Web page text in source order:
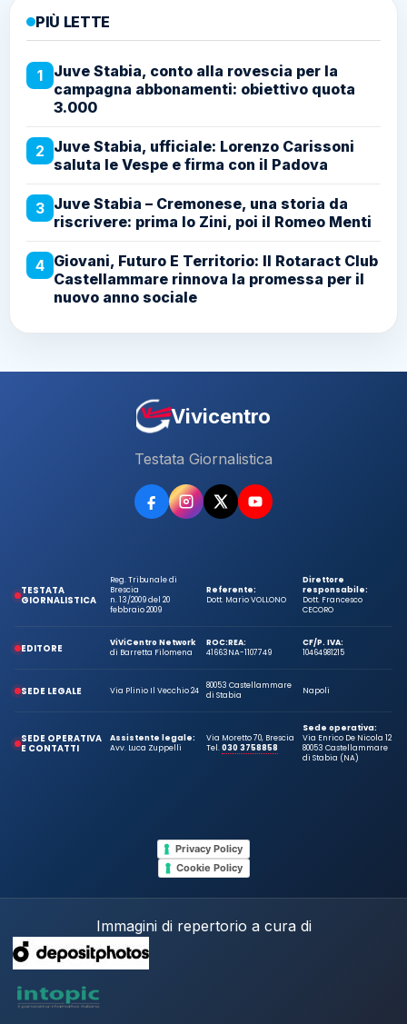
PIÙ LETTE
1
Juve Stabia, conto alla rovescia per la
campagna abbonamenti: obiettivo quota
3.000
2 Juve Stabia, ufficiale: Lorenzo Carissoni
saluta le Vespe e firma con il Padova
3 Juve Stabia – Cremonese, una storia da
riscrivere: prima lo Zini, poi il Romeo Menti
4 Giovani, Futuro E Territorio: Il Rotaract Club
Castellammare rinnova la promessa per il
nuovo anno sociale
Vivicentro
Testata Giornalistica
TESTATA
GIORNALISTICA
Reg. Tribunale di
Brescia
n. 13/2009 del 20
febbraio 2009
Referente:
Dott. Mario VOLLONO
Direttore
responsabile:
Dott. Francesco
CECORO
EDITORE
ViViCentro Network
di Barretta Filomena
ROC:
41663
REA:
NA-1107749
CF/P. IVA:
10464981215
SEDE LEGALE Via Plinio Il Vecchio 24
80053 Castellammare
di Stabia
Napoli
SEDE OPERATIVA
E CONTATTI
Assistente legale:
Avv. Luca Zuppelli
Via Moretto 70, Brescia
Tel.030 3758858
Sede operativa:
Via Enrico De Nicola 12
80053 Castellammare
di Stabia (NA)
Privacy Policy
Cookie Policy
Immagini di repertorio a cura di